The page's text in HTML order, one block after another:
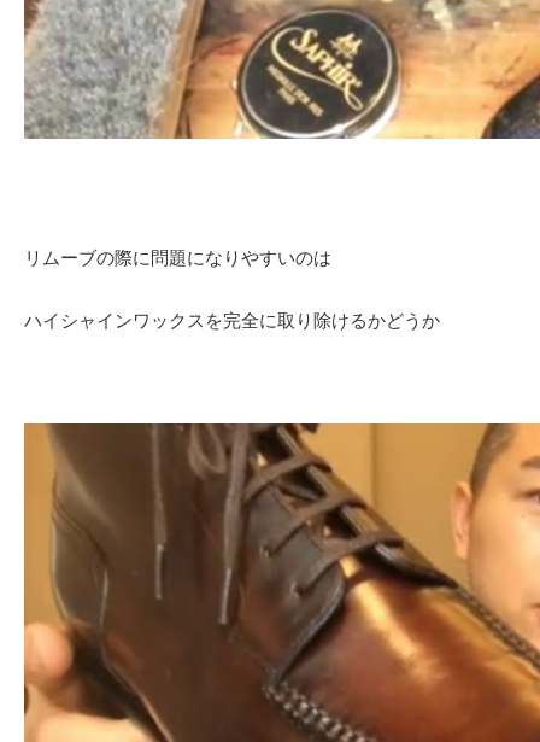
リムーブの際に問題になりやすいのは
ハイシャインワックスを完全に取り除けるかどうか